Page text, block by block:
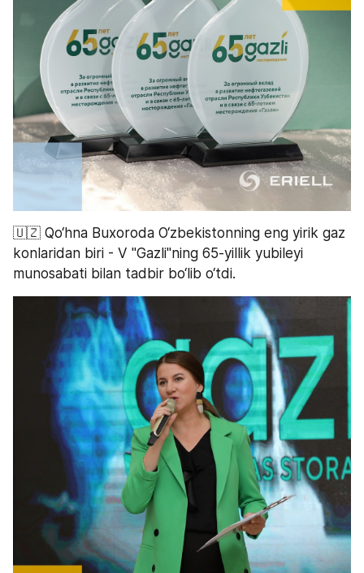
🇺🇿 Qo‘hna Buxoroda O‘zbekistonning eng yirik gaz
konlaridan biri - V "Gazli"ning 65-yillik yubileyi
munosabati bilan tadbir bo‘lib o‘tdi.